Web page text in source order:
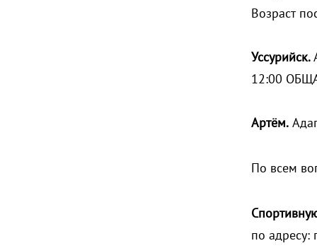
Возраст
Уссурийск.
12:00
Артём.
По всем
по адресу: